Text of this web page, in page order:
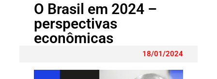
O Brasil em 2024 –
perspectivas
econômicas
18/01/2024